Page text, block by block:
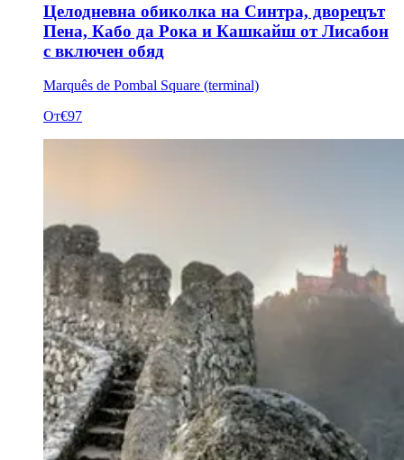
Целодневна обиколка на Синтра, дворецът
Пена, Кабо да Рока и Кашкайш от Лисабон
с включен обяд
Marquês de Pombal Square (terminal)
От€97